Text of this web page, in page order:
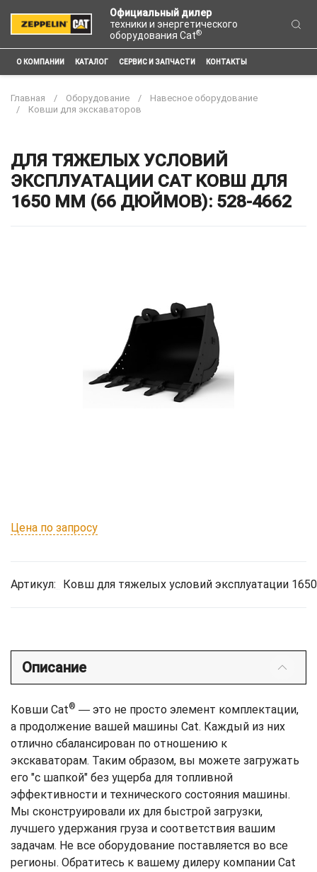
Официальный дилер
техники и энергетического
оборудования Cat®
О КОМПАНИИ КАТАЛОГ СЕРВИС И ЗАПЧАСТИ КОНТАКТЫ
Главная Оборудование
Навесное оборудование
Ковши для экскаваторов
ДЛЯ ТЯЖЕЛЫХ УСЛОВИЙ
ЭКСПЛУАТАЦИИ CAT КОВШ ДЛЯ
1650 ММ (66 ДЮЙМОВ): 528-4662
Цена по запросу
Артикул: Ковш для тяжелых условий эксплуатации
Описание
Ковши Cat® ― это не просто элемент комплектации,
а продолжение вашей машины Cat. Каждый из них
отлично сбалансирован по отношению к
экскаваторам. Таким образом, вы можете загружать
его "с шапкой" без ущерба для топливной
эффективности и технического состояния машины.
Мы сконструировали их для быстрой загрузки,
лучшего удержания груза и соответствия вашим
задачам. Не все оборудование поставляется во все
регионы. Обратитесь к вашему дилеру компании Cat